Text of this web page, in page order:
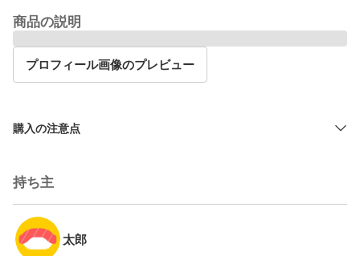
商品の説明
プロフィール画像のプレビュー
購入の注意点
持ち主
太郎